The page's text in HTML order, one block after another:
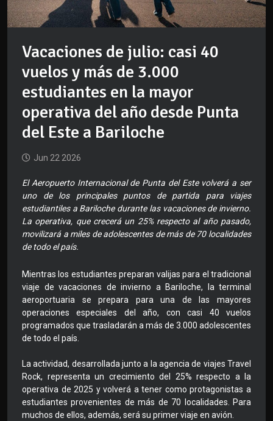
Vacaciones de julio: casi 40
vuelos y más de 3.000
estudiantes en la mayor
operativa del año desde Punta
del Este a Bariloche
Jun 22 2026
El Aeropuerto Internacional de Punta del Este volverá a ser
uno de los principales puntos de partida para viajes
estudiantiles a Bariloche durante las vacaciones de invierno.
La operativa, que crecerá un 25% respecto al año pasado,
movilizará a miles de adolescentes de más de 70 localidades
de todo el país.
Mientras los estudiantes preparan valijas para el tradicional
viaje de vacaciones de invierno a Bariloche, la terminal
aeroportuaria se prepara para una de las mayores
operaciones especiales del año, con casi 40 vuelos
programados que trasladarán a más de 3.000 adolescentes
de todo el país.
La actividad, desarrollada junto a la agencia de viajes Travel
Rock, representa un crecimiento del 25% respecto a la
operativa de 2025 y volverá a tener como protagonistas a
estudiantes provenientes de más de 70 localidades. Para
muchos de ellos, además, será su primer viaje en avión.